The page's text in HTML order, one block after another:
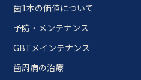
歯1本の価値について
予防・メンテナンス
GBTメインテナンス
歯周病の治療